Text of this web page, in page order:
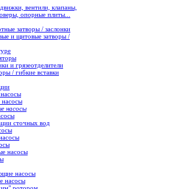
вентили, клапаны,
опорные плиты...
затворы / заслонки
и щитовые затворы /
и грязеотделители
/ гибкие вставки
насосы
сточных вод
насосы
насосы
насосы